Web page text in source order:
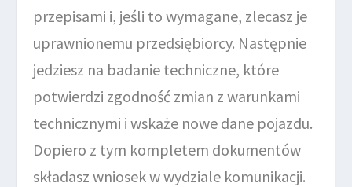
przepisami i, jeśli to wymagane, zlecasz je
uprawnionemu przedsiębiorcy. Następnie
jedziesz na badanie techniczne, które
potwierdzi zgodność zmian z warunkami
technicznymi i wskaże nowe dane pojazdu.
Dopiero z tym kompletem dokumentów
składasz wniosek w wydziale komunikacji.